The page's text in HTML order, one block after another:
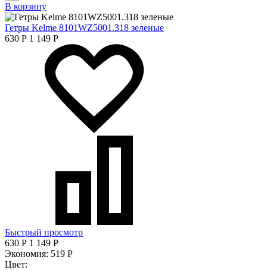
В корзину
Гетры Kelme 8101WZ5001.318 зеленые
630 Р 1 149 Р
Быстрый просмотр
630 Р 1 149 Р
Экономия: 519 Р
Цвет: